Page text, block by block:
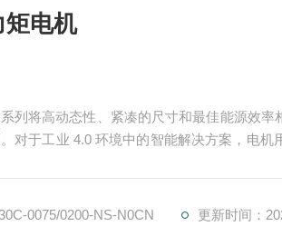
电机
列将高动态性、紧凑的尺寸和最佳能源效率
对于工业 4.0 环境中的智能解决方案，电机
0075/0200-NS-N0CN 更新时间：